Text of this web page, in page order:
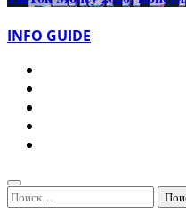
INFO GUIDE
Найти: